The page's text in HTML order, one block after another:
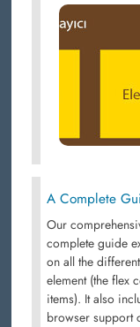
A Complete
Our
complete guide
on all the
element (the flex
items). It also
browser support